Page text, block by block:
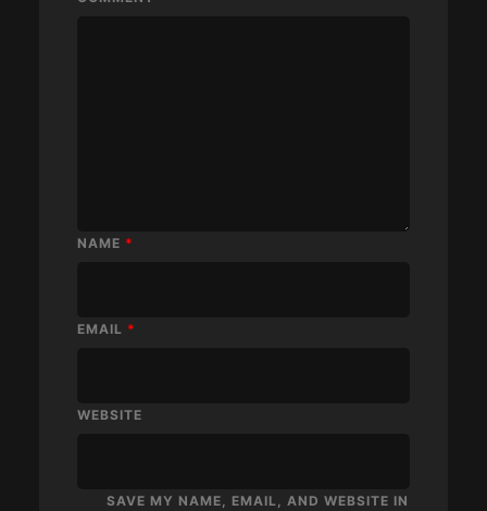
NAME *
EMAIL *
WEBSITE
SAVE MY NAME, EMAIL, AND WEBSITE IN